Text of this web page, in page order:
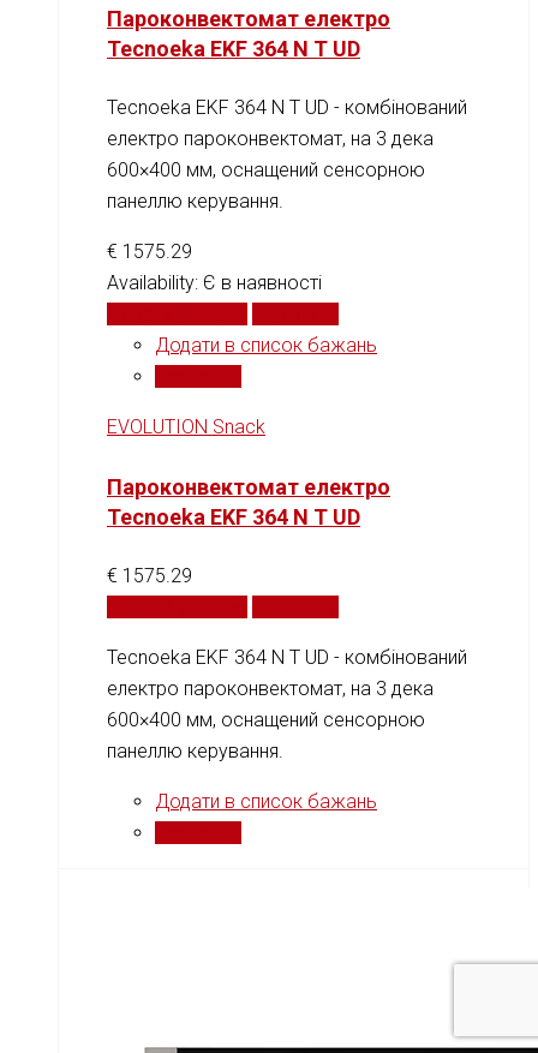
Пароконвектомат електро
Tecnoeka EKF 364 N T UD
Tecnoeka EKF 364 N T UD - комбінований
електро пароконвектомат, на 3 дека
600×400 мм, оснащений сенсорною
панеллю керування.
€ 1575.29
Availability: Є в наявності
Додати в список бажань
EVOLUTION Snack
Пароконвектомат електро
Tecnoeka EKF 364 N T UD
€ 1575.29
Tecnoeka EKF 364 N T UD - комбінований
електро пароконвектомат, на 3 дека
600×400 мм, оснащений сенсорною
панеллю керування.
Додати в список бажань